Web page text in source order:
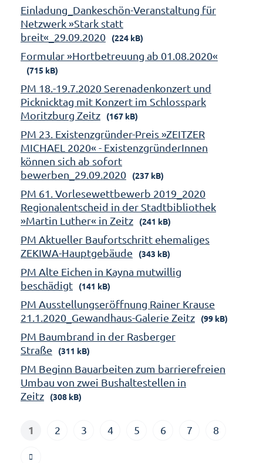
Einladung_Dankeschön-Veranstaltung für
Netzwerk »Stark statt
breit«_29.09.2020
(224 kB)
Formular »Hortbetreuung ab 01.08.2020«
(715 kB)
PM 18.-19.7.2020 Serenadenkonzert und
Picknicktag mit Konzert im Schlosspark
Moritzburg Zeitz
(167 kB)
PM 23. Existenzgründer-Preis »ZEITZER
MICHAEL 2020« - ExistenzgründerInnen
können sich ab sofort
bewerben_29.09.2020
(237 kB)
PM 61. Vorlesewettbewerb 2019_2020
Regionalentscheid in der Stadtbibliothek
»Martin Luther« in Zeitz
(241 kB)
PM Aktueller Baufortschritt ehemaliges
ZEKIWA-Hauptgebäude
(343 kB)
PM Alte Eichen in Kayna mutwillig
beschädigt
(141 kB)
PM Ausstellungseröffnung Rainer Krause
21.1.2020_Gewandhaus-Galerie Zeitz
(99 kB)
PM Baumbrand in der Rasberger
Straße
(311 kB)
PM Beginn Bauarbeiten zum barrierefreien
Umbau von zwei Bushaltestellen in
Zeitz
(308 kB)
1 2 3 4 5 6 7 8